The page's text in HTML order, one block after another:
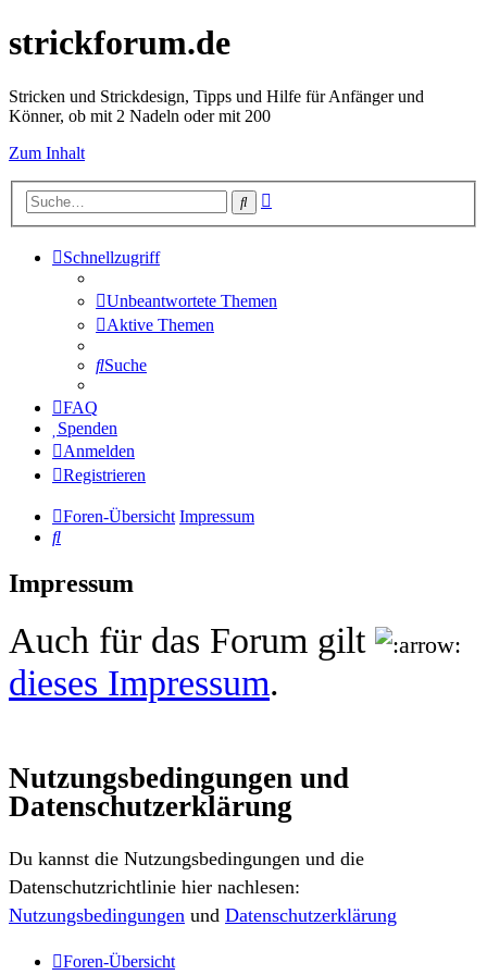
strickforum.de
Stricken und Strickdesign, Tipps und Hilfe für Anfänger und
Könner, ob mit 2 Nadeln oder mit 200
Zum Inhalt
Suche
Schnellzugriff
Unbeantwortete Themen
Aktive Themen
Suche
FAQ
Spenden
Anmelden
Registrieren
Foren-Übersicht Impressum
Suche
Impressum
Auch für das Forum gilt
dieses Impressum.
Nutzungsbedingungen und
Datenschutzerklärung
Du kannst die Nutzungsbedingungen und die
Datenschutzrichtlinie hier nachlesen:
Nutzungsbedingungen und Datenschutzerklärung
Foren-Übersicht